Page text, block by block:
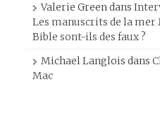
Valerie Greendans
Les manuscrits de la mer
Bible sont-ils des faux ?
Michael Langlois dans
Mac